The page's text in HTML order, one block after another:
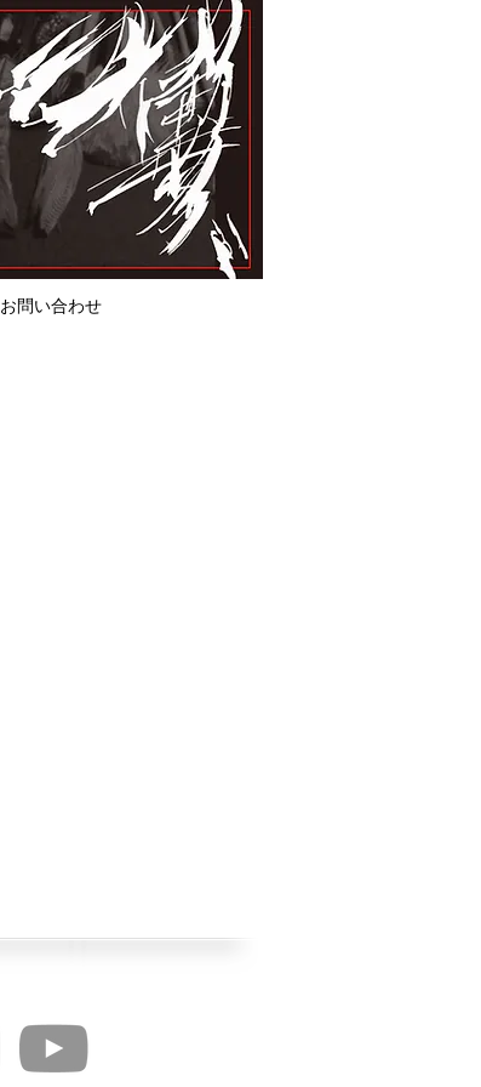
お問い合わせ